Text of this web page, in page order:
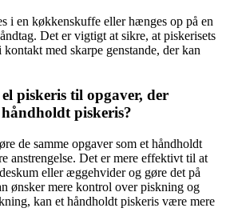
i en køkkenskuffe eller hænges op på en
Det er vigtigt at sikre, at piskerisets
med skarpe genstande, der kan
piskeris til opgaver, der
piskeris?
de samme opgaver som et håndholdt
anstrengelse. Det er mere effektivt til at
eller æggehvider og gøre det på
ønsker mere kontrol over piskning og
kan et håndholdt piskeris være mere